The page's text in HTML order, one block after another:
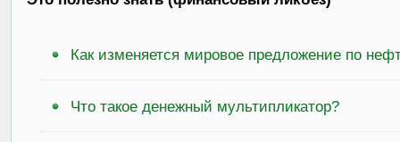
Как изменяется мировое предложение по
Что такое денежный мультипликатор?